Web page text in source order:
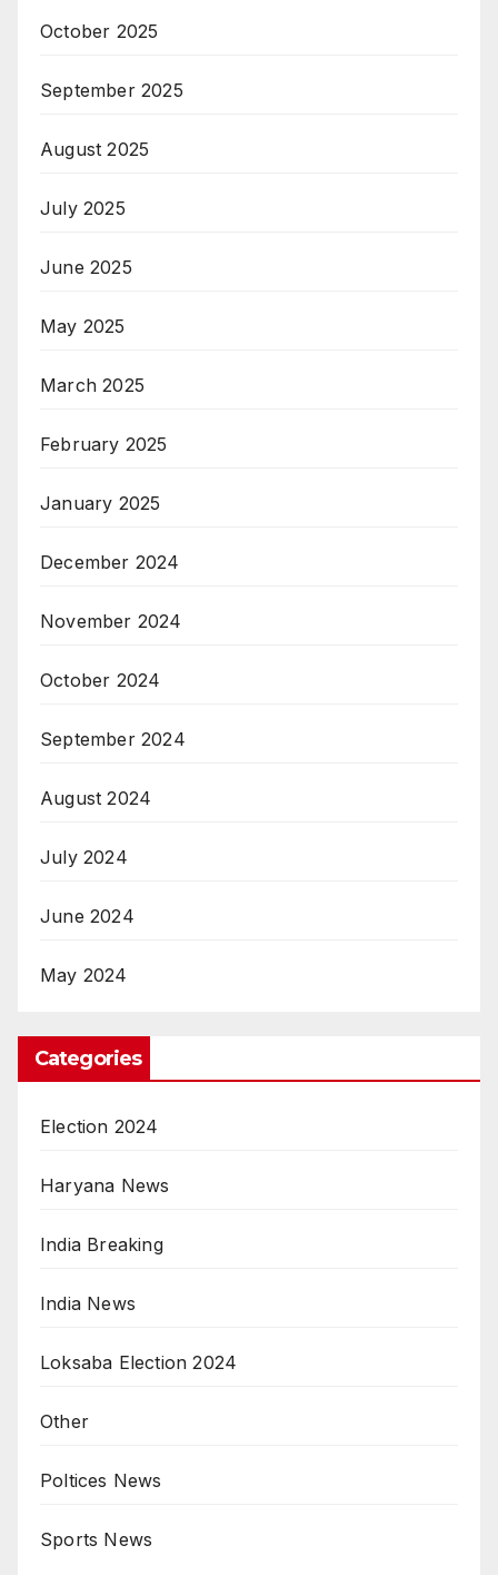
October 2025
September 2025
August 2025
July 2025
June 2025
May 2025
March 2025
February 2025
January 2025
December 2024
November 2024
October 2024
September 2024
August 2024
July 2024
June 2024
May 2024
Categories
Election 2024
Haryana News
India Breaking
India News
Loksaba Election 2024
Other
Poltices News
Sports News